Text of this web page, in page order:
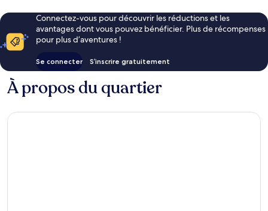
Connectez-vous pour découvrir les réductions et les
avantages dont vous pouvez bénéficier. Plus de récompenses
pour plus d’aventures !
Se connecter S’inscrire gratuitement
À propos du quartier